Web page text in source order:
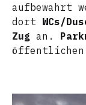
aufbewahrt
dort WCs/
Zug an.
öffentlichen